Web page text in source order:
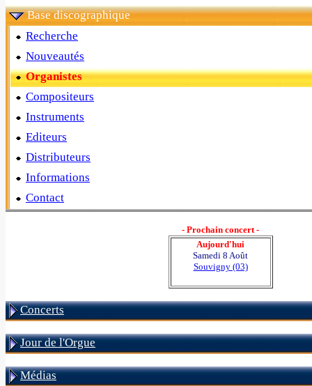
Base discographique
Recherche
Nouveautés
Organistes
Compositeurs
Instruments
Editeurs
Distributeurs
Informations
Contact
- Prochain concert -
Aujourd'hui
Samedi 8 Août
Souvigny (03)
Concerts
Jour de l'Orgue
Médias